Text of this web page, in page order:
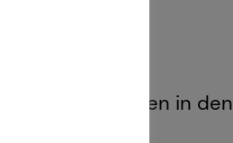
Tätigkeiten in den